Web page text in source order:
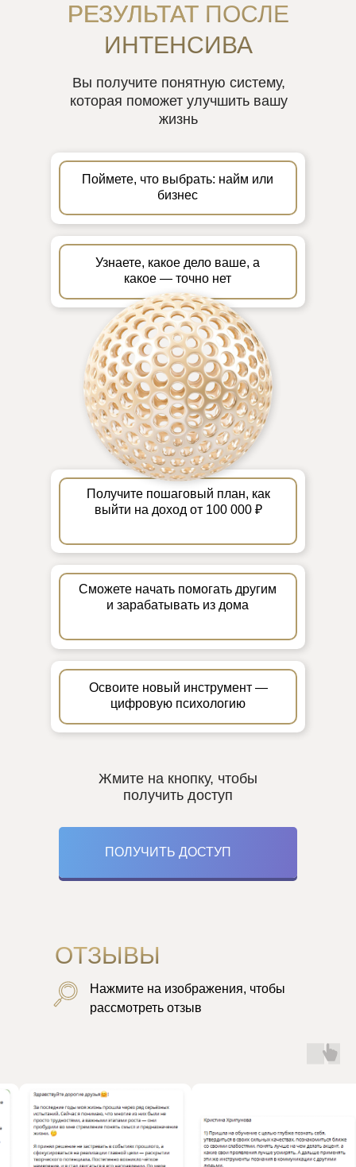
РЕЗУЛЬТАТ ПОСЛЕ
ИНТЕНСИВА
Вы получите понятную систему,
которая поможет улучшить вашу
жизнь
Жмите на кнопку, чтобы
получить доступ
Сможете начать помогать другим
и зарабатывать из дома
Получите пошаговый план, как
выйти на доход от 100 000 ₽
Освоите новый инструмент —
цифровую психологию
ПОЛУЧИТЬ ДОСТУП
Узнаете, какое дело ваше, а
какое — точно нет
Поймете, что выбрать: найм или
бизнес
ОТЗЫВЫ
Нажмите на изображения, чтобы
рассмотреть отзыв